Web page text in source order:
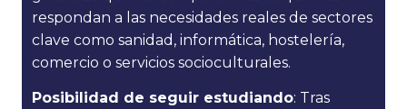
respondan a las necesidades reales de sectores
clave como sanidad, informática, hostelería,
comercio o servicios socioculturales.
Posibilidad de seguir estudiando: Tras